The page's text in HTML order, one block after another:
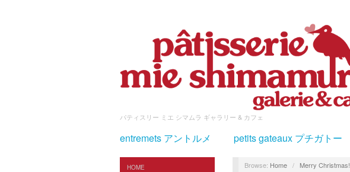
パティスリー ミエ シマムラ ギャラリー & カフェ
entremets アントルメ petits gateaux プチガトー
HOME Browse: Home / Merry Christmas!